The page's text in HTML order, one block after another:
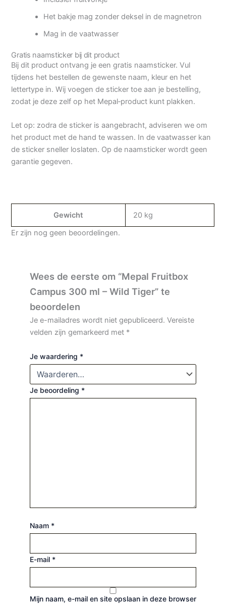
Het bakje mag zonder deksel in de magnetron
Mag in de vaatwasser
Gratis naamsticker bij dit product
Bij dit product ontvang je een gratis naamsticker. Vul
tijdens het bestellen de gewenste naam, kleur en het
lettertype in. Wij voegen de sticker toe aan je bestelling,
zodat je deze zelf op het Mepal‑product kunt plakken.
Let op: zodra de sticker is aangebracht, adviseren we om
het product met de hand te wassen. In de vaatwasser kan
de sticker sneller loslaten. Op de naamsticker wordt geen
garantie gegeven.
Gewicht
20 kg
Er zijn nog geen beoordelingen.
Wees de eerste om “Mepal Fruitbox
Campus 300 ml – Wild Tiger” te
beoordelen
Je e-mailadres wordt niet gepubliceerd. Vereiste
velden zijn gemarkeerd met *
Je waardering *
Je beoordeling *
Naam *
E-mail *
Mijn naam, e-mail en site opslaan in deze browser